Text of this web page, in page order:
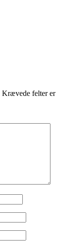
Krævede felter er